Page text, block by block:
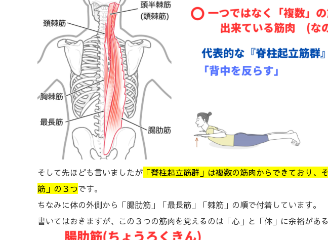
そして先ほども言いましたが 「脊柱起立筋群」は複数の筋肉からできており、
筋」の３つです。
ちなみに体の外側から「腸肋筋」「最長筋」「棘筋」の順で付着しています。
書いてはおきますが、この３つの筋肉を覚えるのは「心」と「体」に余裕があ